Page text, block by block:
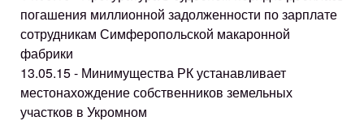
погашения миллионной задолженности по зарплате
сотрудникам Симферопольской макаронной
фабрики
13.05.15 - Минимущества РК устанавливает
местонахождение собственников земельных
участков в Укромном